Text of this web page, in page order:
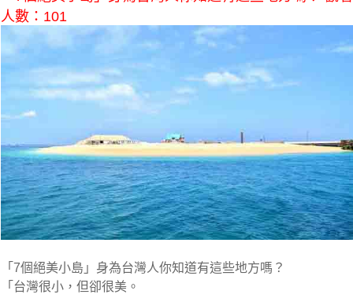
人數：101
「7個絕美小島」身為台灣人你知道有這些地方嗎？
「台灣很小，但卻很美。